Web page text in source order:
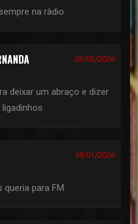
na ràdio
03/03/2026
deixar um abraço e dizer
18/01/2026
queria para FM